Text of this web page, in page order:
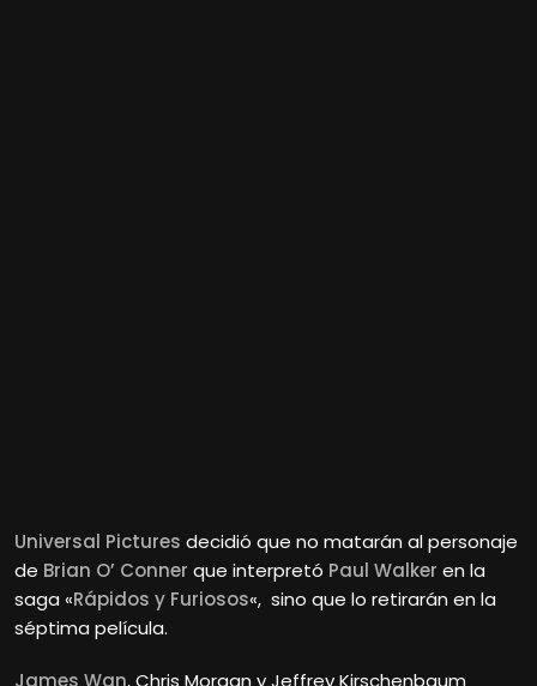
Universal Pictures decidió que no matarán al personaje
de Brian O’ Conner que interpretó Paul Walker en la
saga «Rápidos y Furiosos«, sino que lo retirarán en la
séptima película.
James Wan, Chris Morgan y Jeffrey Kirschenbaum